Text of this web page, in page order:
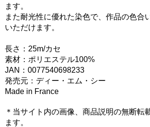
ます。
また耐光性に優れた染色で、作品の色合
いただけます。
長さ：25m/カセ
素材：ポリエステル100%
JAN：0077540698233
発売元：ディー・エム・シー
Made in France
＊当サイト内の画像、商品説明の無断転
ます。